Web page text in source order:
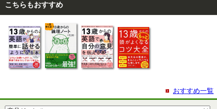
こちらもおすすめ
おすすめ一覧